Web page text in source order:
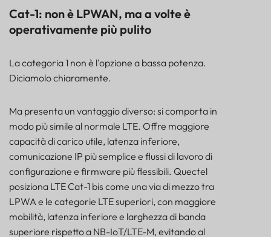
Cat-1: non è LPWAN, ma a volte è
operativamente più pulito
La categoria 1 non è l'opzione a bassa potenza.
Diciamolo chiaramente.
Ma presenta un vantaggio diverso: si comporta in
modo più simile al normale LTE. Offre maggiore
capacità di carico utile, latenza inferiore,
comunicazione IP più semplice e flussi di lavoro di
configurazione e firmware più flessibili. Quectel
posiziona LTE Cat-1 bis come una via di mezzo tra
LPWA e le categorie LTE superiori, con maggiore
mobilità, latenza inferiore e larghezza di banda
superiore rispetto a NB-IoT/LTE-M, evitando al